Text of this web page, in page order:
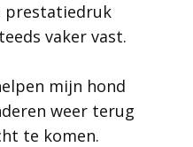
prestatiedruk
vaker vast.
mijn hond
weer terug
te komen.